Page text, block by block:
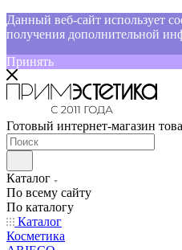
Данный веб-сайт использует
получения дополнительной
Принять
Готовый интернет-магазин
Каталог
По всему сайту
По каталогу
Каталог
Косметика